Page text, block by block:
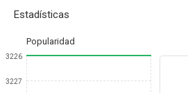
Estadísticas
Popularidad
3226
3227